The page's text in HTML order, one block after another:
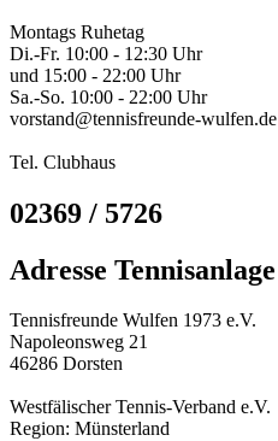
Montags Ruhetag
Di.-Fr. 10:00 - 12:30 Uhr
und 15:00 - 22:00 Uhr
Sa.-So. 10:00 - 22:00 Uhr
vorstand@tennisfreunde-wulfen.de
Tel. Clubhaus
02369 / 5726
Adresse Tennisanlage
Tennisfreunde Wulfen 1973 e.V.
Napoleonsweg 21
46286 Dorsten
Westfälischer Tennis-Verband e.V.
Region: Münsterland